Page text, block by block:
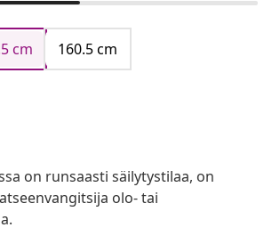
cm 160.5 cm
on runsaasti säilytystilaa, on
olo- tai